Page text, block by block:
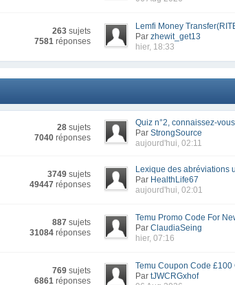
263 sujets
7581 réponses
Lemfi Money
Parzhewit_get13
hier, 18:33
28 sujets
7040 réponses
Quiz n°2, connaissez-
ParStrongSource
aujourd'hui, 02:11
3749 sujets
49447 réponses
Lexique des abréviations
Par HealthLife67
aujourd'hui, 02:01
887 sujets
31084 réponses
Temu Promo Code For
ParClaudiaSeing
hier, 07:16
769 sujets
6861 réponses
Temu Coupon Code £100
PartJWCRGxhof